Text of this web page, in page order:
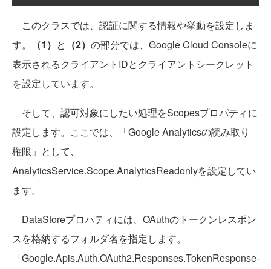
このクラスでは、認証に関する情報や挙動を設定しま
す。
（1） と （2） の部分では、Google Cloud Consoleに
表示されるクライアントIDとクライアントシークレット
を設定しています。
そして、認可対象にしたい処理をScopesプロパティに
設定します。ここでは、「Google Analyticsの読み取り
権限」として、
AnalyticsService.Scope.AnalyticsReadonlyを設定してい
ます。
DataStoreプロパティには、OAuthのトークンレスポン
スを格納するフォルダ名を指定します。
「Google.Apis.Auth.OAuth2.Responses.TokenResponse-